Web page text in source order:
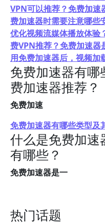
VPN可以推荐？免费加速
费加速器时需要注意哪些
优化视频流媒体播放体验
费VPN推荐？免费加速器
用免费加速器后，视频加
免费加速器有
费加速器推荐？
免费加速
免费加速器有哪些类型及
什么是免费加速
有哪些？
免费加速器是一
热门话题